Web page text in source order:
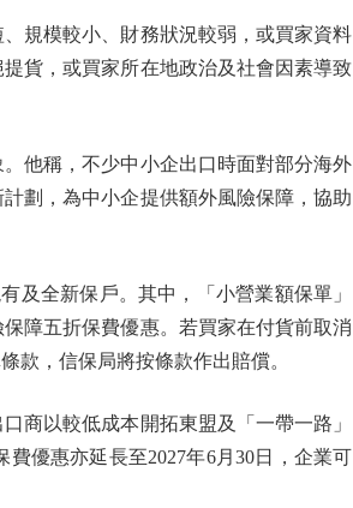
規模較小、財務狀況較弱，或買家資料
貨，或買家所在地政治及社會因素導致
他稱，不少中小企出口時面對部分海外
劃，為中小企提供額外風險保障，協助
全新保戶。其中，「小營業額保單」
障五折保費優惠。若買家在付貨前取消
款，信保局將按條款作出賠償。
以較低成本開拓東盟及「一帶一路」
優惠亦延長至2027年6月30日，企業可